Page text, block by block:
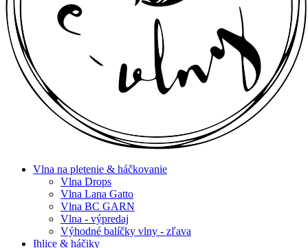
Vlna na pletenie & háčkovanie
Vlna Drops
Vlna Lana Gatto
Vlna BC GARN
Vlna - výpredaj
Výhodné balíčky vlny - zľava
Ihlice & háčiky